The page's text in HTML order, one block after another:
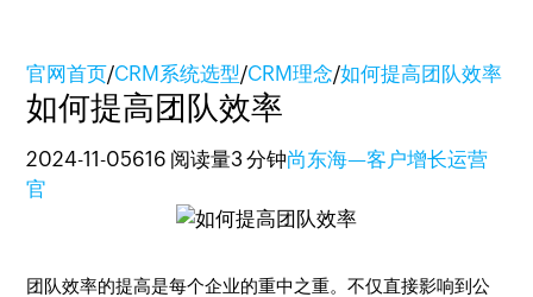
官网首页/CRM系统选型/CRM理念/如何提高团队效率
如何提高团队效率
2024-11-05616 阅读量3 分钟尚东海—客户增长运营
官
团队效率的提高是每个企业的重中之重。不仅直接影响到公